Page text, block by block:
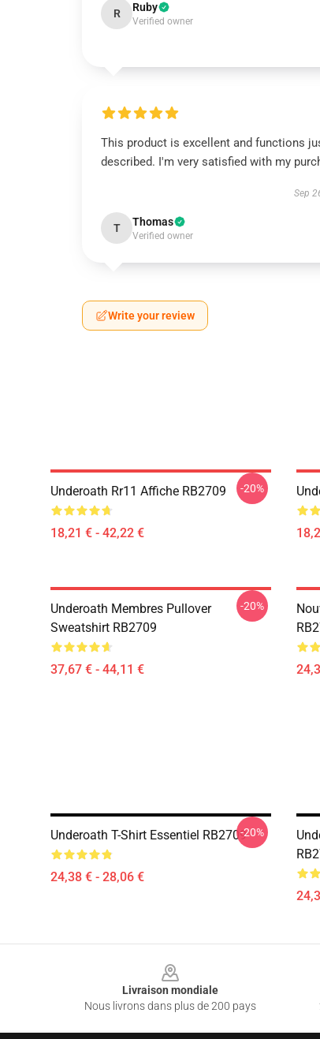
R Ruby
Verified owner
This product is excellent and functions
described. I'm very satisfied with my
Sep
T Thomas
Verified owner
Write your review
Underoath Rr11 Affiche RB2709
18,21 € - 42,22 €
-20%
Underoath Membres Pullover
Sweatshirt RB2709
37,67 € - 44,11 €
-20%
Underoath T-Shirt Essentiel RB2709
24,38 € - 28,06 €
-20%
Livraison mondiale
Nous livrons dans plus de 200 pays